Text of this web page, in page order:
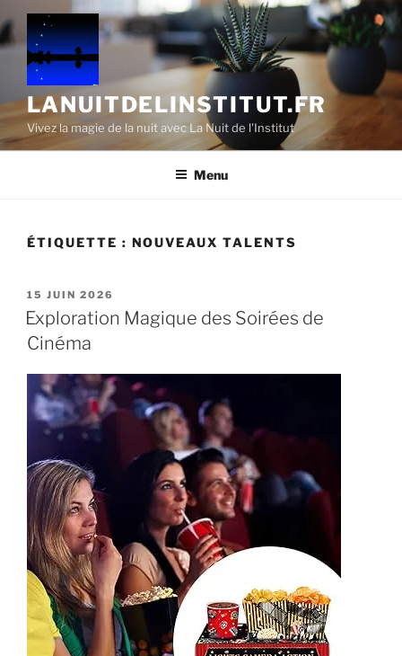
Aller
au
contenu
principal
LANUITDELINSTITUT.FR
Vivez la magie de la nuit avec La Nuit de l'Institut
Menu
ÉTIQUETTE : NOUVEAUX TALENTS
PUBLIÉ
LE
15 JUIN 2026
Exploration Magique des Soirées de
Cinéma